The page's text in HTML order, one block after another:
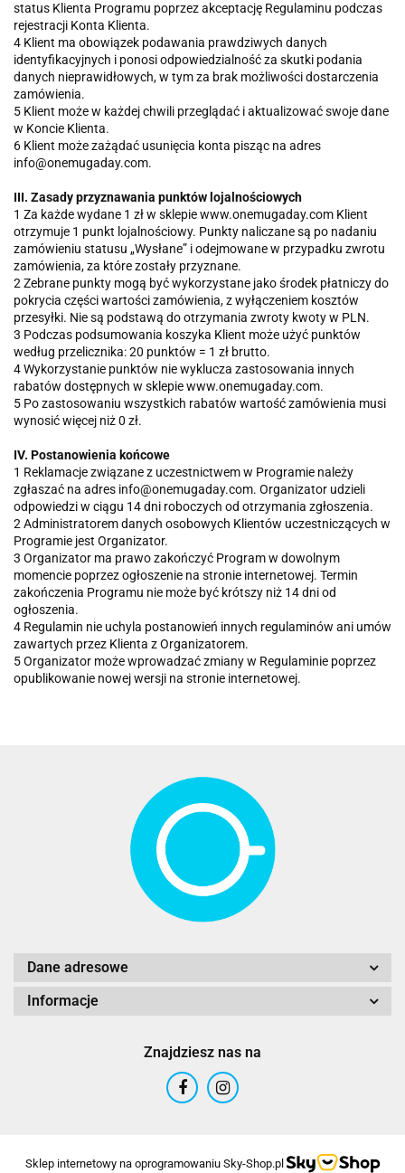
status Klienta Programu poprzez akceptację Regulaminu podczas
rejestracji Konta Klienta.
4 Klient ma obowiązek podawania prawdziwych danych
identyfikacyjnych i ponosi odpowiedzialność za skutki podania
danych nieprawidłowych, w tym za brak możliwości dostarczenia
zamówienia.
5 Klient może w każdej chwili przeglądać i aktualizować swoje dane
w Koncie Klienta.
6 Klient może zażądać usunięcia konta pisząc na adres
info@onemugaday.com.
III. Zasady przyznawania punktów lojalnościowych
1 Za każde wydane 1 zł w sklepie www.onemugaday.com Klient
otrzymuje 1 punkt lojalnościowy. Punkty naliczane są po nadaniu
zamówieniu statusu „Wysłane” i odejmowane w przypadku zwrotu
zamówienia, za które zostały przyznane.
2 Zebrane punkty mogą być wykorzystane jako środek płatniczy do
pokrycia części wartości zamówienia, z wyłączeniem kosztów
przesyłki. Nie są podstawą do otrzymania zwroty kwoty w PLN.
3 Podczas podsumowania koszyka Klient może użyć punktów
według przelicznika: 20 punktów = 1 zł brutto.
4 Wykorzystanie punktów nie wyklucza zastosowania innych
rabatów dostępnych w sklepie www.onemugaday.com.
5 Po zastosowaniu wszystkich rabatów wartość zamówienia musi
wynosić więcej niż 0 zł.
IV. Postanowienia końcowe
1 Reklamacje związane z uczestnictwem w Programie należy
zgłaszać na adres info@onemugaday.com. Organizator udzieli
odpowiedzi w ciągu 14 dni roboczych od otrzymania zgłoszenia.
2 Administratorem danych osobowych Klientów uczestniczących w
Programie jest Organizator.
3 Organizator ma prawo zakończyć Program w dowolnym
momencie poprzez ogłoszenie na stronie internetowej. Termin
zakończenia Programu nie może być krótszy niż 14 dni od
ogłoszenia.
4 Regulamin nie uchyla postanowień innych regulaminów ani umów
zawartych przez Klienta z Organizatorem.
5 Organizator może wprowadzać zmiany w Regulaminie poprzez
opublikowanie nowej wersji na stronie internetowej.
Dane adresowe
Informacje
Znajdziesz nas na
Sklep internetowy na oprogramowaniu Sky-Shop.pl